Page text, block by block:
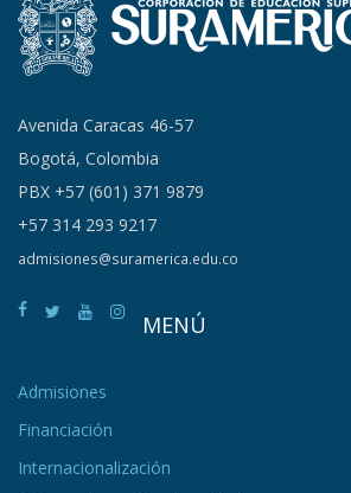
Avenida Caracas 46-57
Bogotá, Colombia
PBX +57 (601) 371 9879
+57 314 293 9217
admisiones@suramerica.edu.co
MENÚ
Admisiones
Financiación
Internacionalización